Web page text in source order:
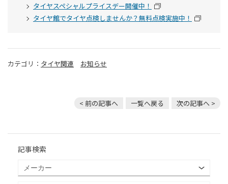
タイヤスペシャルプライスデー開催中！
タイヤ館でタイヤ点検しませんか？無料点検実施中！
カテゴリ： タイヤ関連 お知らせ
< 前の記事へ 一覧へ戻る 次の記事へ >
記事検索